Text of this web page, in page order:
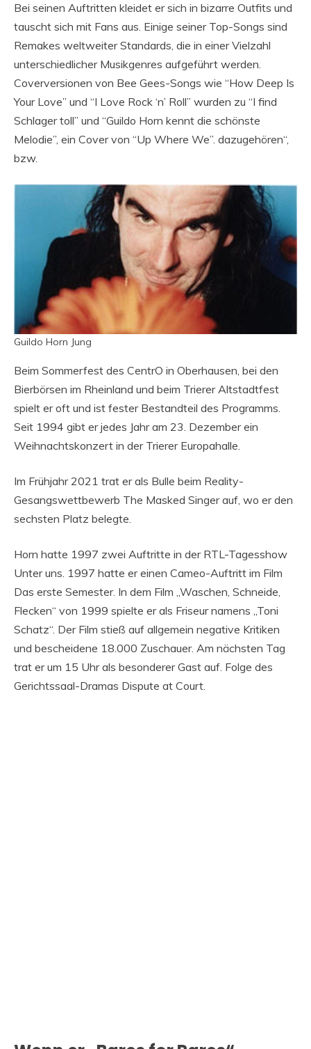
Bei seinen Auftritten kleidet er sich in bizarre Outfits und
tauscht sich mit Fans aus. Einige seiner Top-Songs sind
Remakes weltweiter Standards, die in einer Vielzahl
unterschiedlicher Musikgenres aufgeführt werden.
Coverversionen von Bee Gees-Songs wie “How Deep Is
Your Love” und “I Love Rock ‘n’ Roll” wurden zu “I find
Schlager toll” und “Guildo Horn kennt die schönste
Melodie”, ein Cover von “Up Where We”. dazugehören“,
bzw.
Guildo Horn Jung
Beim Sommerfest des CentrO in Oberhausen, bei den
Bierbörsen im Rheinland und beim Trierer Altstadtfest
spielt er oft und ist fester Bestandteil des Programms.
Seit 1994 gibt er jedes Jahr am 23. Dezember ein
Weihnachtskonzert in der Trierer Europahalle.
Im Frühjahr 2021 trat er als Bulle beim Reality-
Gesangswettbewerb The Masked Singer auf, wo er den
sechsten Platz belegte.
Horn hatte 1997 zwei Auftritte in der RTL-Tagesshow
Unter uns. 1997 hatte er einen Cameo-Auftritt im Film
Das erste Semester. In dem Film „Waschen, Schneide,
Flecken“ von 1999 spielte er als Friseur namens „Toni
Schatz“. Der Film stieß auf allgemein negative Kritiken
und bescheidene 18.000 Zuschauer. Am nächsten Tag
trat er um 15 Uhr als besonderer Gast auf. Folge des
Gerichtssaal-Dramas Dispute at Court.